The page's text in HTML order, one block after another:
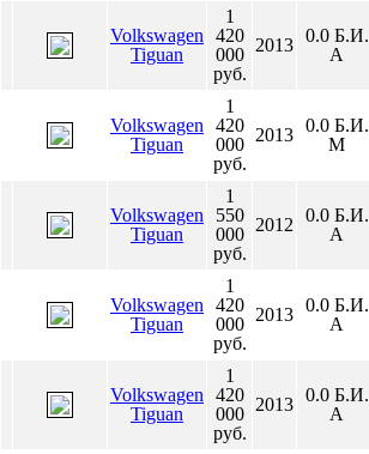
Volkswagen
Tiguan
1
420
000
руб.
2013 0.0 Б.И.
А
Volkswagen
Tiguan
1
420
000
руб.
2013 0.0 Б.И.
М
Volkswagen
Tiguan
1
550
000
руб.
2012 0.0 Б.И.
А
Volkswagen
Tiguan
1
420
000
руб.
2013 0.0 Б.И.
А
Volkswagen
Tiguan
1
420
000
руб.
2013 0.0 Б.И.
А